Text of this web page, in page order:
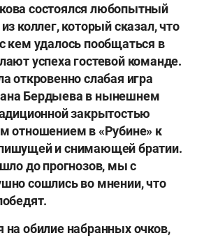
состоялся любопытный
коллег, который сказал, что
кем удалось пообщаться в
успеха гостевой команде.
откровенно слабая игра
Бердыева в нынешнем
закрытостью
отношением в «Рубине» к
и снимающей братии.
до прогнозов, мы с
сошлись во мнении, что
обилие набранных очков,